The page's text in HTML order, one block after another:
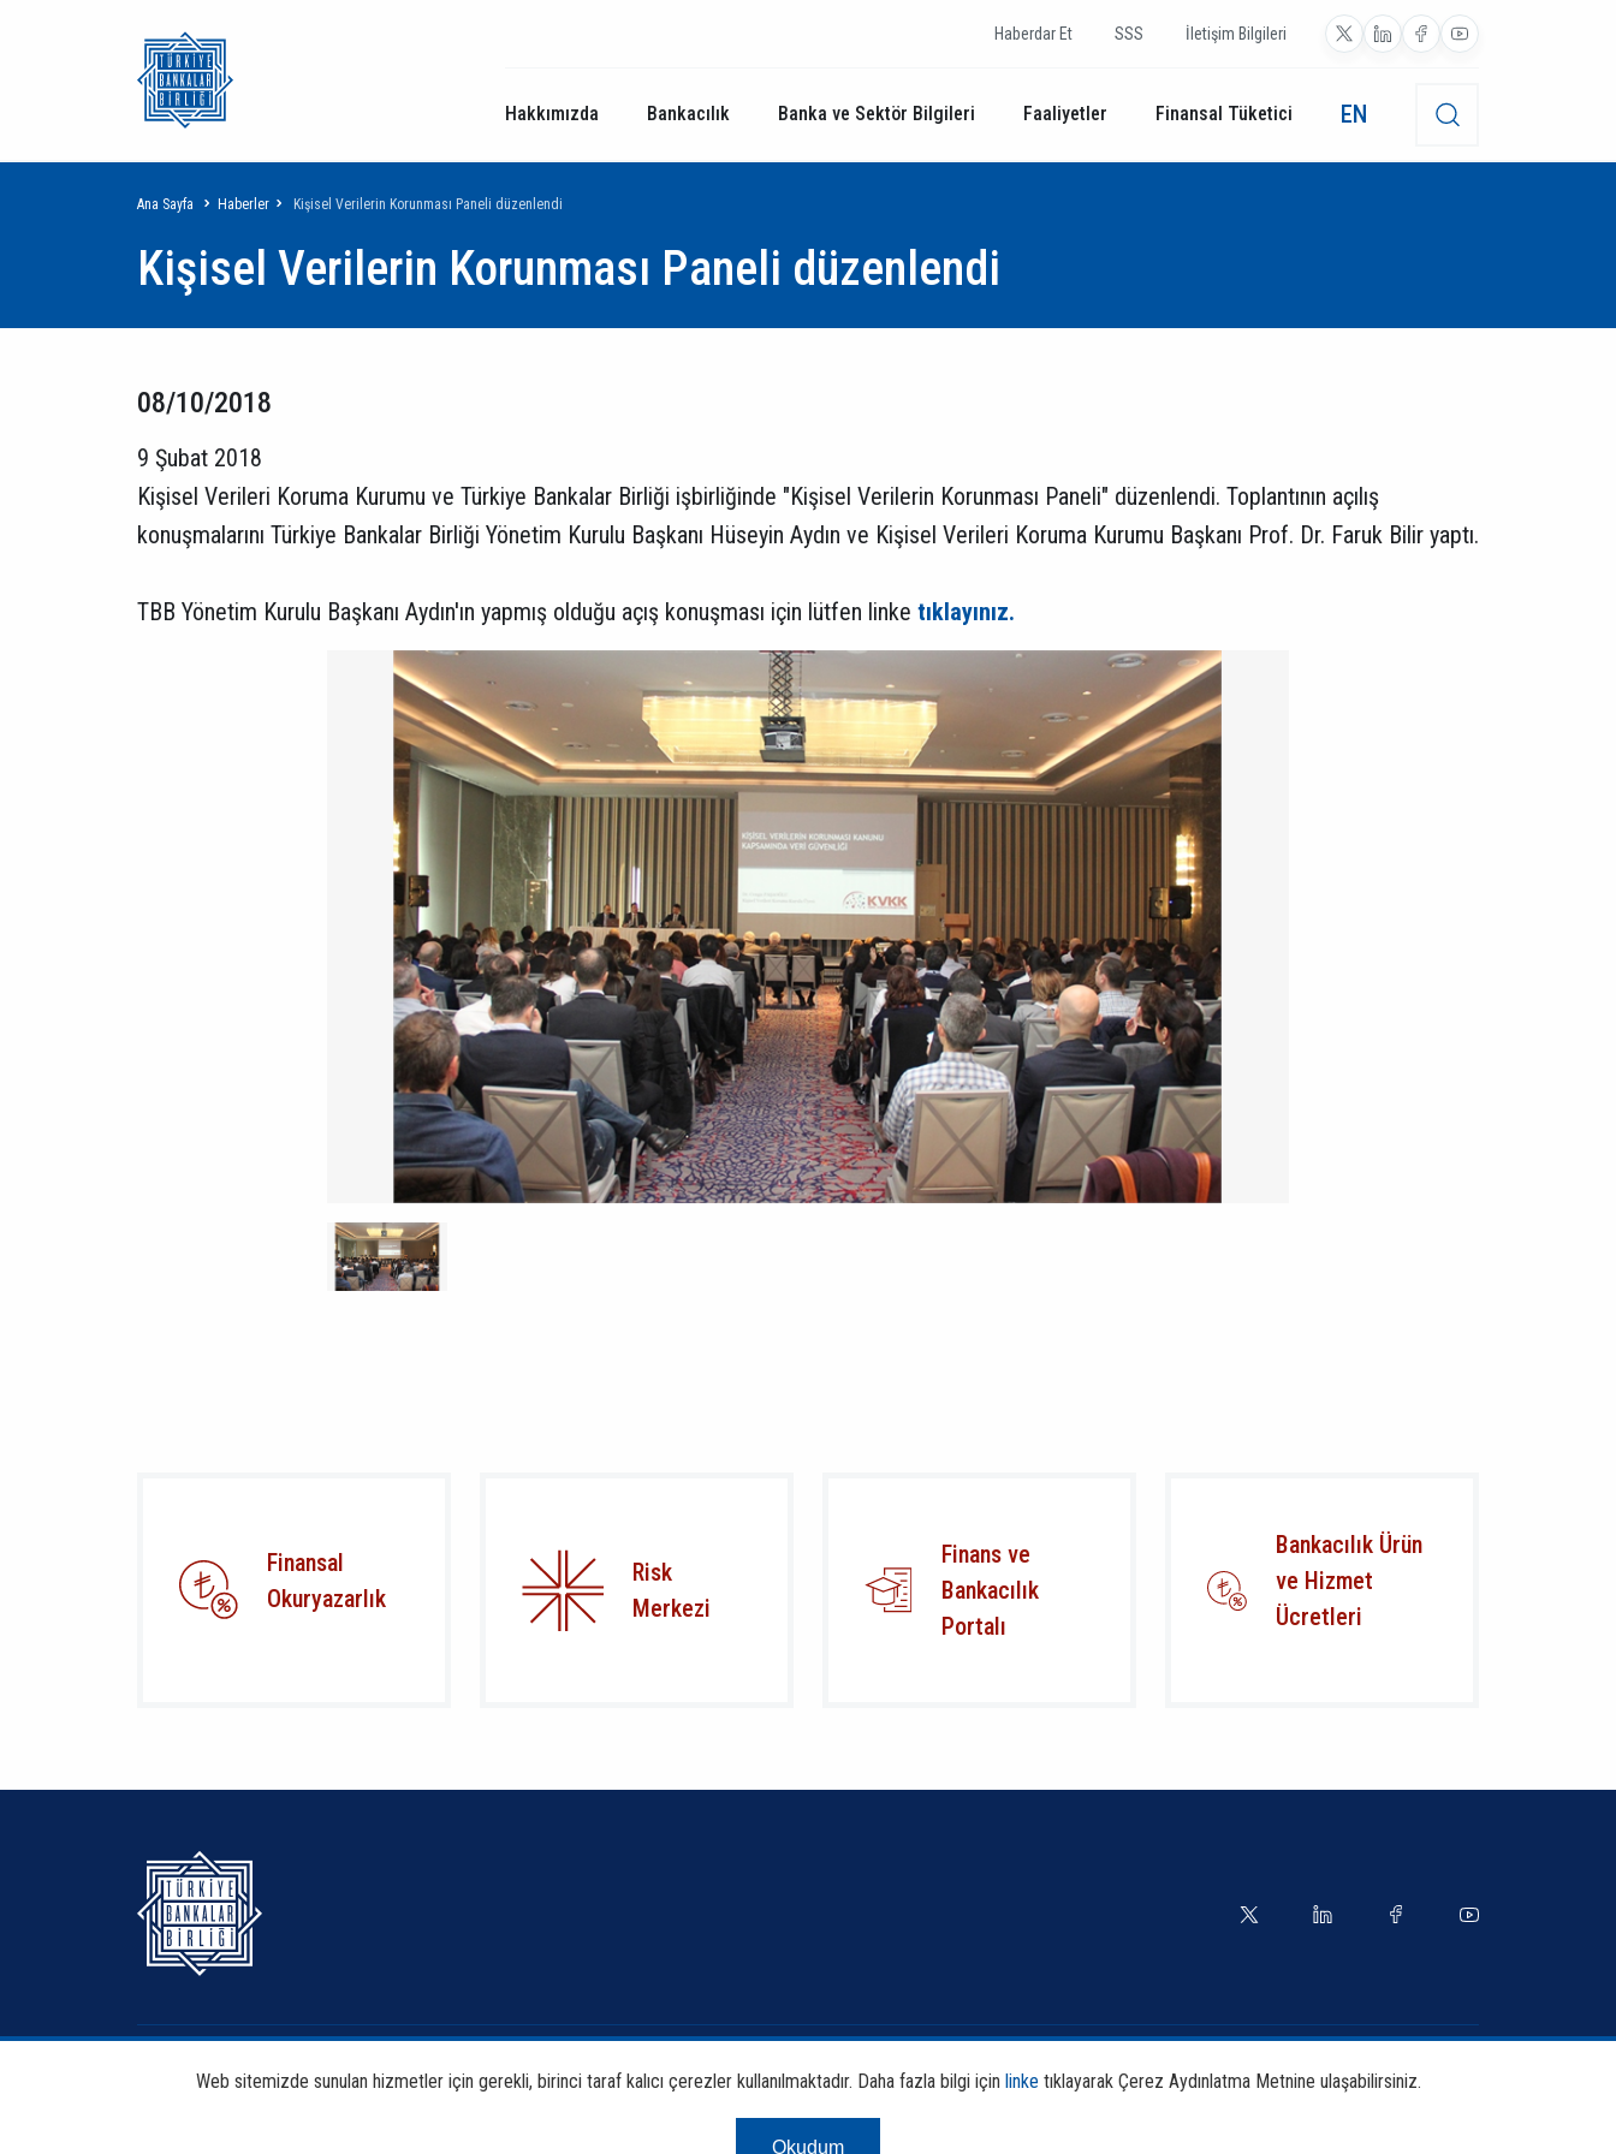
Haberdar Et SSS İletişim Bilgileri
Hakkımızda Bankacılık Banka ve Sektör Bilgileri Faaliyetler Finansal Tüketici EN
Sayfa
yolu
Ana Sayfa Haberler Kişisel Verilerin Korunması Paneli düzenlendi
Kişisel Verilerin Korunması Paneli düzenlendi
08/10/2018
9 Şubat 2018
Kişisel Verileri Koruma Kurumu ve Türkiye Bankalar Birliği işbirliğinde "Kişisel Verilerin Korunması Paneli" düzenlendi. Toplantının açılış
konuşmalarını Türkiye Bankalar Birliği Yönetim Kurulu Başkanı Hüseyin Aydın ve Kişisel Verileri Koruma Kurumu Başkanı Prof. Dr. Faruk Bilir yaptı.
TBB Yönetim Kurulu Başkanı Aydın'ın yapmış olduğu açış konuşması için lütfen linke tıklayınız.
Finansal
Okuryazarlık
Risk
Merkezi
Finans ve
Bankacılık
Portalı
Bankacılık Ürün
ve Hizmet
Ücretleri
Hakkımızda Bankacılık Banka ve Sektör Bilgileri Faaliyetler Kılavuzlar
Sürdürülebilirlik
Web sitemizde sunulan hizmetler için gerekli, birinci taraf kalıcı çerezler kullanılmaktadır. Daha fazla bilgi için linke tıklayarak Çerez Aydınlatma Metnine ulaşabilirsiniz.
Okudum